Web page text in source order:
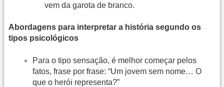
vem da garota de branco.
Abordagens para interpretar a história segundo os
tipos psicológicos
Para o tipo sensação, é melhor começar pelos
fatos, frase por frase: “Um jovem sem nome… O
que o herói representa?”